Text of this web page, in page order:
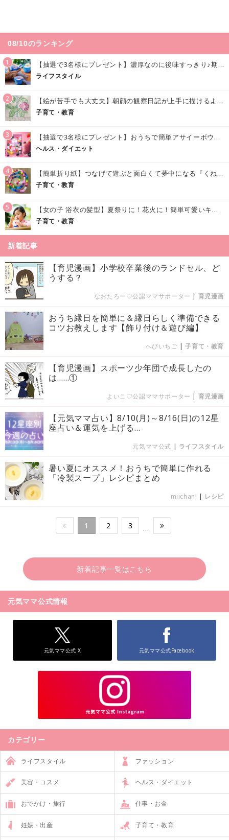
08/10のランキング
1 【抽選で3名様にプレゼント】濃厚なのに後味すっきり♪期間限定の「メイトーのなめらかプリン カルピス®入りソース」で夏を味わおう！
ライフスタイル
2 【絵が苦手でも大丈夫】朝顔の観察日記が上手に描けるようになる方法｜イラスト付き
子育て・教育
3 【抽選で3名様にプレゼント】おうちで簡単アサイーボウル風♪「アサイースムージー」でおいしく美容・健康習慣を始めよう！
ヘルス・ダイエット
4 【簡単折り紙】つなげて遊ぶと面白くて夢中になる『くねくねへびさんの作り方』
子育て・教育
5 【女の子 浴衣の髪型】夏祭りに！花火に！簡単可愛いキッズの浴衣ヘアアレンジまとめ
子育て・教育
新着記事
【育児漫画】小学校卒業後のランドセル、ど
うする？
なおたろー♡公認ママサポーター | 育児漫画
おうち縁日を簡単に＆縁日らしく準備できる
コツお教えします【飾り付け＆遊び編】
へびいちご |子育て・教育
【育児漫画】スポーツ少年団で成長したの
は……①
よいこ♡公認ママサポーター | 育児漫画
【元気ママ占い】8/10(月)～8/16(日)の12星
座占い＆運気を上げる...
元気ママ公式 | ライフスタイル
暑い夏にオススメ！おうちで簡単に作れる
「冷製スープ」レシピまとめ
miichan! | レシピ
1 2 3 …
新着記事一覧はこちら
元気ママ公式情報
元気ママ公式 X 元気ママ公式Facebook
カテゴリー
ライフスタイル ファッション
美容・コスメ ヘルス・ダイエット
おでかけ・旅行 仕事・お金
妊娠・出産 子育て・教育